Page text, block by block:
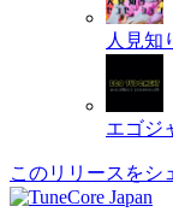
人見知
エゴジ
このリリースをシ